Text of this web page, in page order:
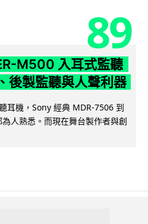
89
M500 入耳式監聽
後製監聽與人聲利器
耳機，Sony 經典 MDR-7506 到
人熟悉。而現在舞台製作者與創